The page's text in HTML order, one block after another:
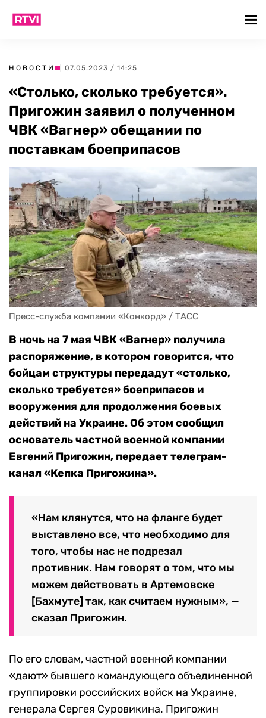
НОВОСТИ | 07.05.2023 / 14:25
«Столько, сколько требуется».
Пригожин заявил о полученном
ЧВК «Вагнер» обещании по
поставкам боеприпасов
Пресс-служба компании «Конкорд» / ТАСС
В ночь на 7 мая ЧВК «Вагнер» получила
распоряжение, в котором говорится, что
бойцам структуры передадут «столько,
сколько требуется» боеприпасов и
вооружения для продолжения боевых
действий на Украине. Об этом сообщил
основатель частной военной компании
Евгений Пригожин, передает телеграм-
канал «Кепка Пригожина».
«Нам клянутся, что на фланге будет
выставлено все, что необходимо для
того, чтобы нас не подрезал
противник. Нам говорят о том, что мы
можем действовать в Артемовске
[Бахмуте] так, как считаем нужным», —
сказал Пригожин.
По его словам, частной военной компании
«дают» бывшего командующего объединенной
группировки российских войск на Украине,
генерала Сергея Суровикина. Пригожин